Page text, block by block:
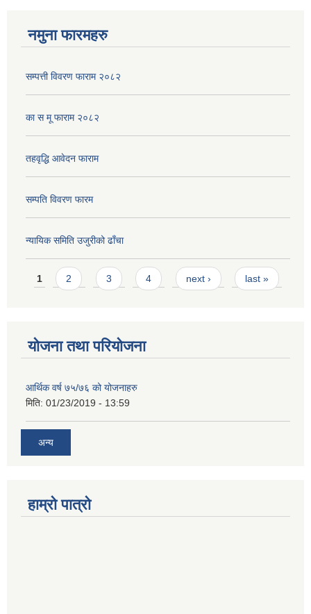
नमुना फारमहरु
सम्पत्ती विवरण फाराम २०८२
का स मू फाराम २०८२
तहवृद्धि आवेदन फाराम
सम्पति विवरण फारम
न्यायिक समिति उजुरीको ढाँचा
Pages
1 2 3 4 next › last »
योजना तथा परियोजना
आर्थिक वर्ष ७५/७६ को योजनाहरु
मिति: 01/23/2019 - 13:59
अन्य
हाम्रो पात्रो